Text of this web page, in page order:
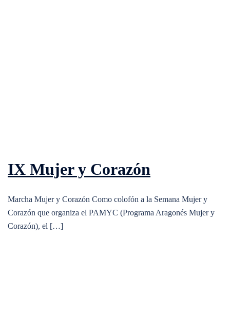
IX Mujer y Corazón
Marcha Mujer y Corazón Como colofón a la Semana Mujer y
Corazón que organiza el PAMYC (Programa Aragonés Mujer y
Corazón), el […]